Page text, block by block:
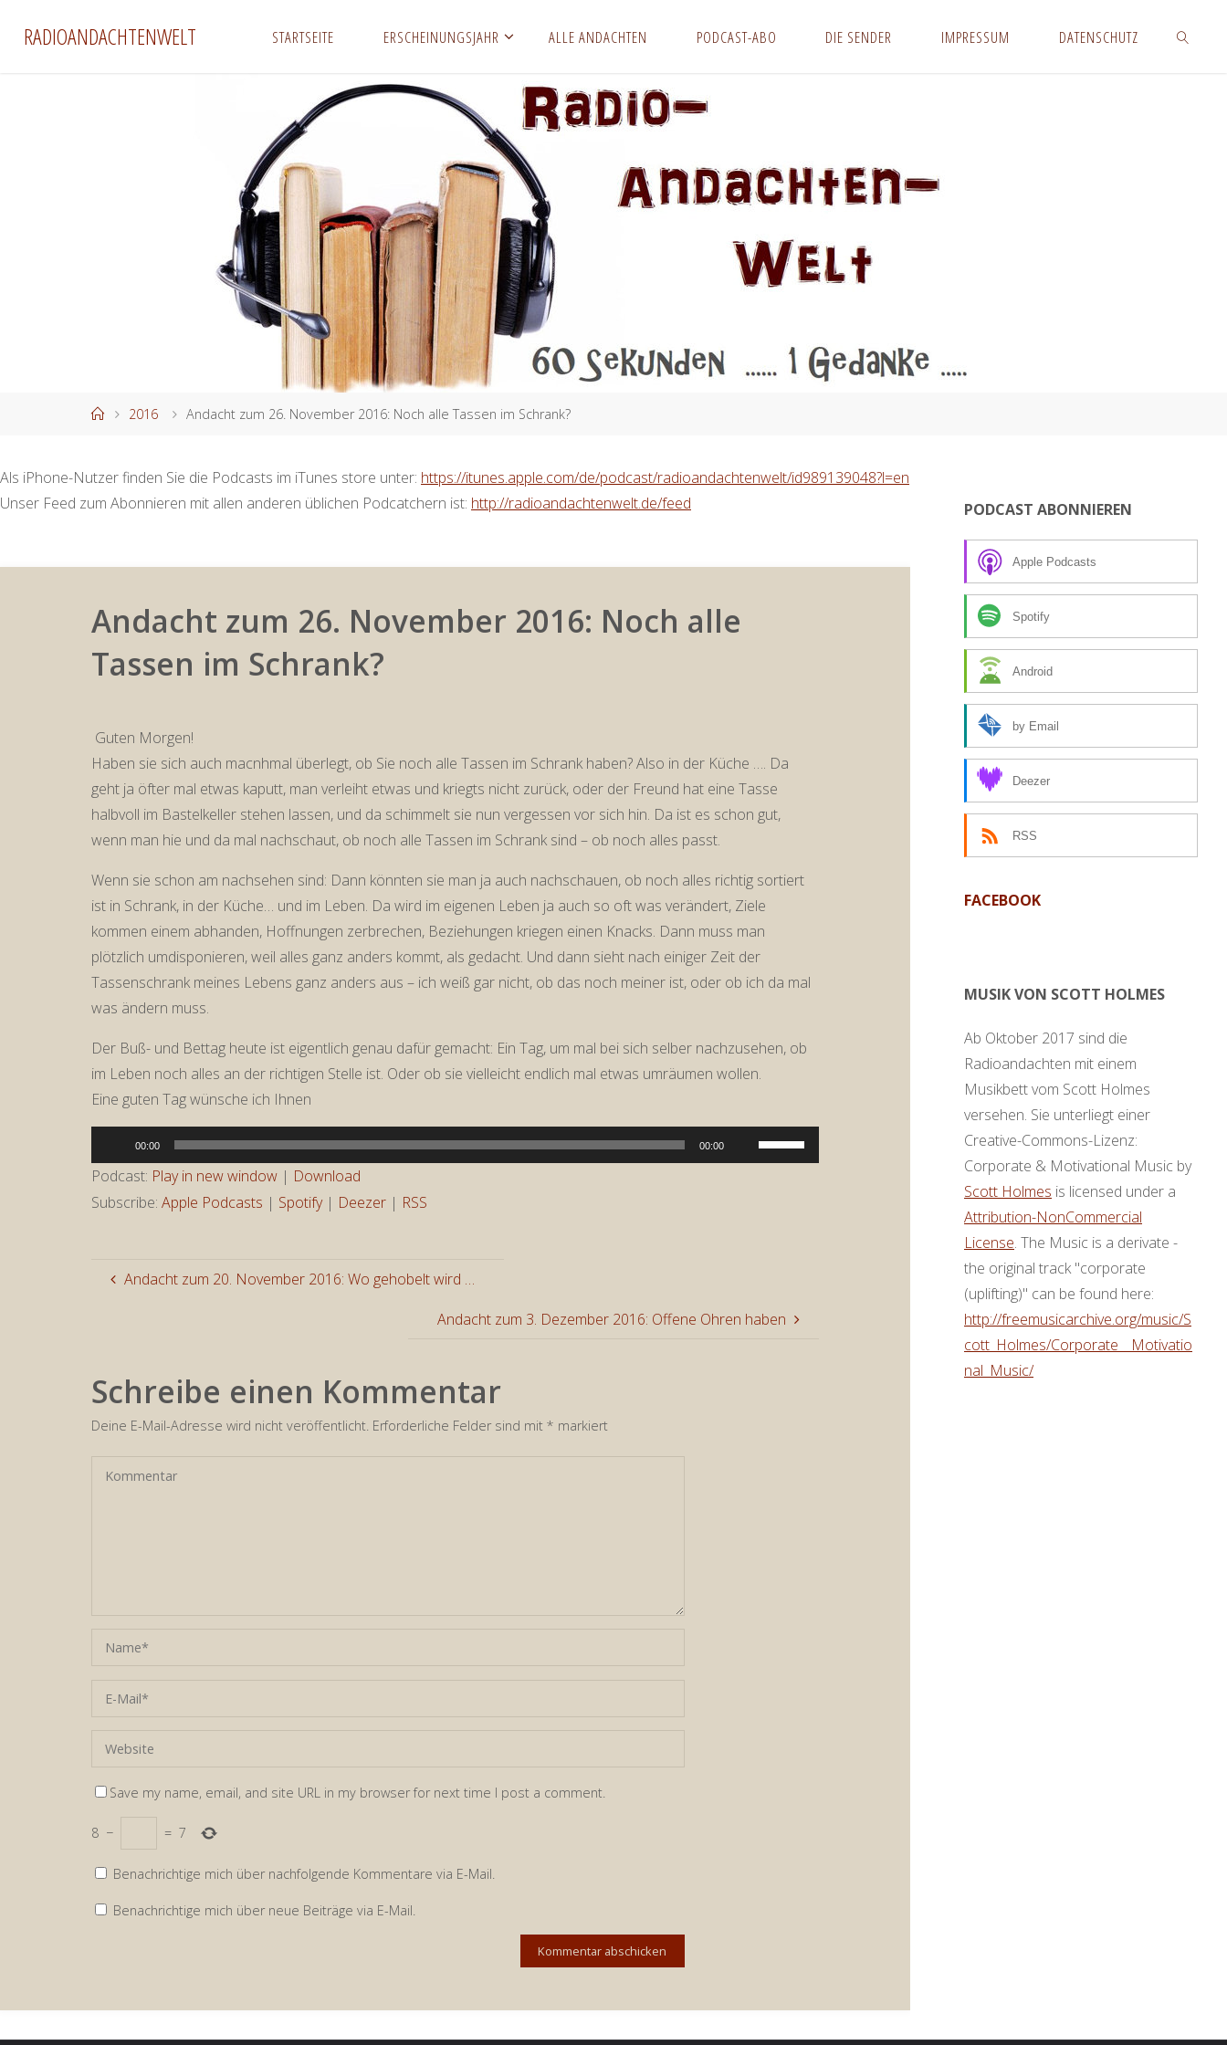
InhaltRADIOANDACHTENWELT STARTSEITE ERSCHEINUNGSJAHR ALLE ANDACHTEN PODCAST-ABO DIE SENDER IMPRESSUM DATENSCHUTZ
Start2016 Andacht zum 26. November 2016: Noch alle Tassen im Schrank?
Als iPhone-Nutzer finden Sie die Podcasts im iTunes store unter: https://itunes.apple.com/de/podcast/radioandachtenwelt/id989139048?l=en
Unser Feed zum Abonnieren mit allen anderen üblichen Podcatchern ist: http://radioandachtenwelt.de/feed
Andacht zum 26. November 2016: Noch alle
Tassen im Schrank?
Guten Morgen!
Haben sie sich auch macnhmal überlegt, ob Sie noch alle Tassen im Schrank haben? Also in der Küche …. Da
geht ja öfter mal etwas kaputt, man verleiht etwas und kriegts nicht zurück, oder der Freund hat eine Tasse
halbvoll im Bastelkeller stehen lassen, und da schimmelt sie nun vergessen vor sich hin. Da ist es schon gut,
wenn man hie und da mal nachschaut, ob noch alle Tassen im Schrank sind – ob noch alles passt.
Wenn sie schon am nachsehen sind: Dann könnten sie man ja auch nachschauen, ob noch alles richtig sortiert
ist in Schrank, in der Küche… und im Leben. Da wird im eigenen Leben ja auch so oft was verändert, Ziele
kommen einem abhanden, Hoffnungen zerbrechen, Beziehungen kriegen einen Knacks. Dann muss man
plötzlich umdisponieren, weil alles ganz anders kommt, als gedacht. Und dann sieht nach einiger Zeit der
Tassenschrank meines Lebens ganz anders aus – ich weiß gar nicht, ob das noch meiner ist, oder ob ich da mal
was ändern muss.
Der Buß- und Bettag heute ist eigentlich genau dafür gemacht: Ein Tag, um mal bei sich selber nachzusehen, ob
im Leben noch alles an der richtigen Stelle ist. Oder ob sie vielleicht endlich mal etwas umräumen wollen.
Eine guten Tag wünsche ich Ihnen
Player
00:00 00:00
Pfeiltasten
Hoch/Runter
regeln.
Podcast: Play in new window| Download
Subscribe: Apple Podcasts | Spotify| Deezer| RSS
Andacht zum 20. November 2016: Wo gehobelt wird …
Andacht zum 3. Dezember 2016: Offene Ohren haben
Schreibe einen Kommentar
Deine E-Mail-Adresse wird nicht veröffentlicht. Erforderliche Felder sind mit * markiert
Save my name, email, and site URL in my browser for next time I post a comment.
8 − = 7
Benachrichtige mich über nachfolgende Kommentare via E-Mail.
Benachrichtige mich über neue Beiträge via E-Mail.
PODCAST ABONNIEREN
Apple Podcasts
Spotify
Android
by Email
Deezer
RSS
FACEBOOK
MUSIK VON SCOTT HOLMES
Ab Oktober 2017 sind die
Radioandachten mit einem
Musikbett vom Scott Holmes
versehen. Sie unterliegt einer
Creative-Commons-Lizenz:
Corporate & Motivational Music by
Scott Holmes is licensed under a
Attribution-NonCommercial
License. The Music is a derivate -
the original track "corporate
(uplifting)" can be found here:
http://freemusicarchive.org/music/S
cott_Holmes/Corporate__Motivatio
nal_Music/